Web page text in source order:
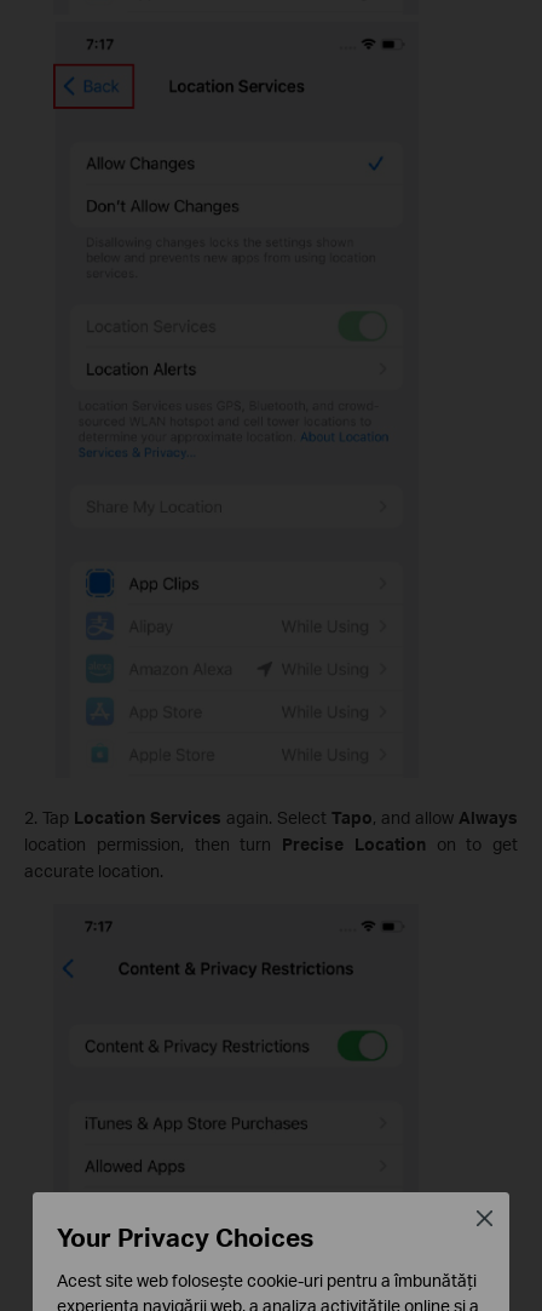
2. Tap Location Services again. Select Tapo, and allow Always
location permission, then turn Precise Location on to get
accurate location.
Your Privacy Choices
Acest site web folosește cookie-uri pentru a îmbunătăți
experiența navigării web, a analiza activitățile online și a
Close